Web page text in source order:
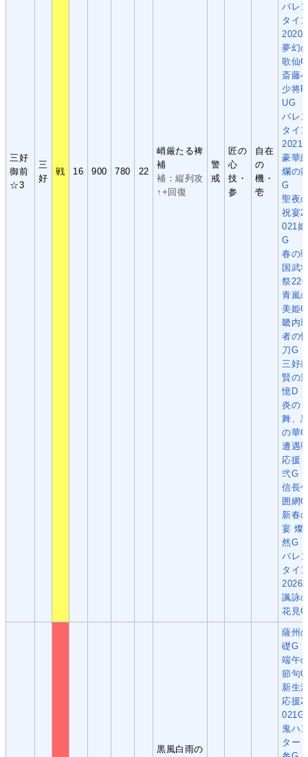
三好
御前
☆3
三
好
戦 16 900 780 22
峭厳たる裨
補
補：縦列攻
↑+回復
警
戒
匠の
心
技・
参
自在
の
機・
壱
バレ
タイ
夢幻
歌仙G
斎藤
少将P
UG
バレ
タイ
豪華
爛の
G
聖夜
祝宴2
021姫
G
春の
国武
祭
青嵐
美姫G
畿内
者の
刀G
三好
賢の
憶D
炎の
舞、
の華G
遭遇
応援
弐G
信長
囲網G
新春
宴 燦
然G
バレ
タイ
諷詠
花見G
黒風白雨の
薩州
礎G
端午
節句G
新生
応援2
021G
鬼ハ
ター